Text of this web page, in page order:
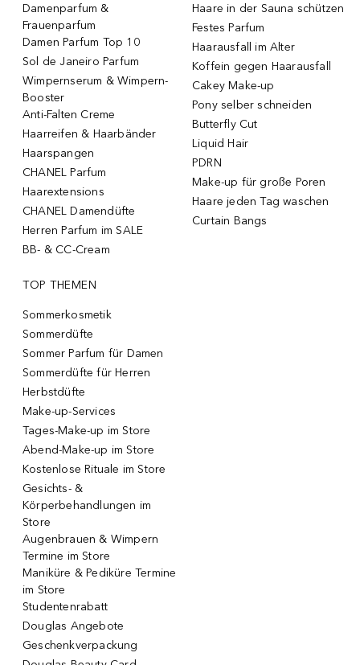
Damenparfum &
Frauenparfum
Damen Parfum Top 10
Sol de Janeiro Parfum
Wimpernserum & Wimpern-
Booster
Anti-Falten Creme
Haarreifen & Haarbänder
Haarspangen
CHANEL Parfum
Haarextensions
CHANEL Damendüfte
Herren Parfum im SALE
BB- & CC-Cream
Haare in der Sauna schützen
Festes Parfum
Haarausfall im Alter
Koffein gegen Haarausfall
Cakey Make-up
Pony selber schneiden
Butterfly Cut
Liquid Hair
PDRN
Make-up für große Poren
Haare jeden Tag waschen
Curtain Bangs
TOP THEMEN
Sommerkosmetik
Sommerdüfte
Sommer Parfum für Damen
Sommerdüfte für Herren
Herbstdüfte
Make-up-Services
Tages-Make-up im Store
Abend-Make-up im Store
Kostenlose Rituale im Store
Gesichts- &
Körperbehandlungen im
Store
Augenbrauen & Wimpern
Termine im Store
Maniküre & Pediküre Termine
im Store
Studentenrabatt
Douglas Angebote
Geschenkverpackung